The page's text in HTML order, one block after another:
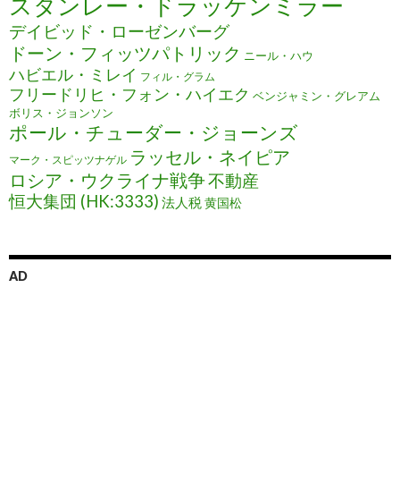
デイビッド・ローゼンバーグ
ドーン・フィッツパトリック ニール・ハウ
ハビエル・ミレイ フィル・グラム
フリードリヒ・フォン・ハイエク ベンジャミン・グレアム
ボリス・ジョンソン
ポール・チューダー・ジョーンズ
マーク・スピッツナゲル ラッセル・ネイピア
ロシア・ウクライナ戦争不動産
恒大集団 (HK:3333) 法人税黄国松
AD